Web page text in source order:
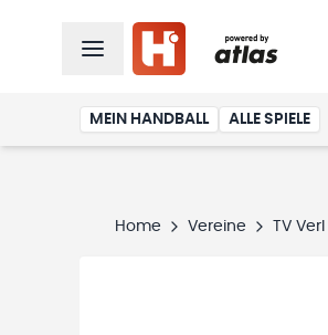
MEIN HANDBALL ALLE SPIELE
Home Vereine TV Verl